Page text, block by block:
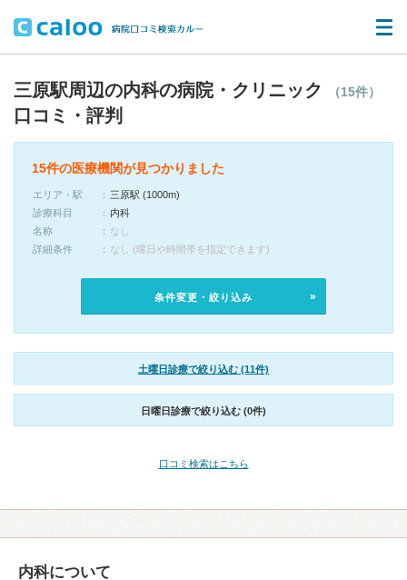
三原駅周辺の内科の病院・クリニック （15件）
口コミ・評判
15件の医療機関が見つかりました
エリア・駅
三原駅 (1000m)
診療科目
内科
名称
なし
詳細条件
なし (曜日や時間帯を指定できます)
条件変更・絞り込み
土曜日診療で絞り込む (11件)
日曜日診療で絞り込む (0件)
口コミ検索はこちら
内科について